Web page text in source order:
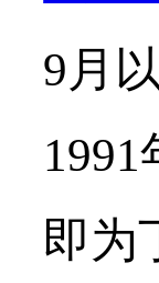
9月
即为